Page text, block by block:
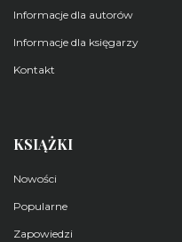
Informacje dla autorów
Informacje dla księgarzy
Kontakt
KSIĄŻKI
Nowości
Popularne
Zapowiedzi